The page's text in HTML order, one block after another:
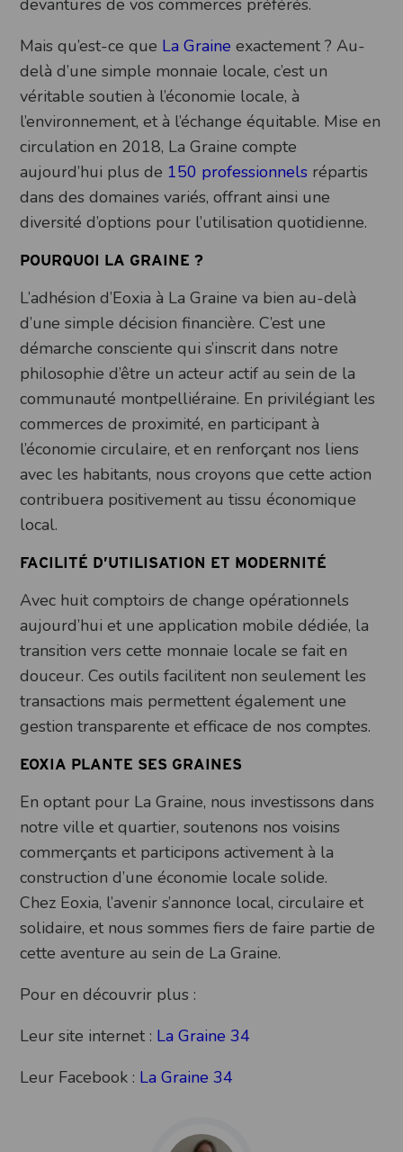
Mais qu’est-ce que La Graine exactement ? Au-
delà d’une simple monnaie locale, c’est un
véritable soutien à l’économie locale, à
l’environnement, et à l’échange équitable. Mise en
circulation en 2018, La Graine compte
aujourd’hui plus de 150 professionnels répartis
dans des domaines variés, offrant ainsi une
diversité d’options pour l’utilisation quotidienne.
POURQUOI LA GRAINE ?
L’adhésion d’Eoxia à La Graine va bien au-delà
d’une simple décision financière. C’est une
démarche consciente qui s’inscrit dans notre
philosophie d’être un acteur actif au sein de la
communauté montpelliéraine. En privilégiant les
commerces de proximité, en participant à
l’économie circulaire, et en renforçant nos liens
avec les habitants, nous croyons que cette action
contribuera positivement au tissu économique
local.
FACILITÉ D’UTILISATION ET MODERNITÉ
Avec huit comptoirs de change opérationnels
aujourd’hui et une application mobile dédiée, la
transition vers cette monnaie locale se fait en
douceur. Ces outils facilitent non seulement les
transactions mais permettent également une
gestion transparente et efficace de nos comptes.
EOXIA PLANTE SES GRAINES
En optant pour La Graine, nous investissons dans
notre ville et quartier, soutenons nos voisins
commerçants et participons activement à la
construction d’une économie locale solide.
Chez Eoxia, l’avenir s’annonce local, circulaire et
solidaire, et nous sommes fiers de faire partie de
cette aventure au sein de La Graine.
Pour en découvrir plus :
Leur site internet : La Graine 34
Leur Facebook : La Graine 34